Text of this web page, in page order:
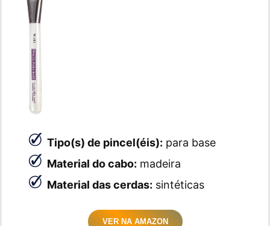
Tipo(s) de pincel(éis): para base
Material do cabo: madeira
Material das cerdas: sintéticas
VER NA AMAZON